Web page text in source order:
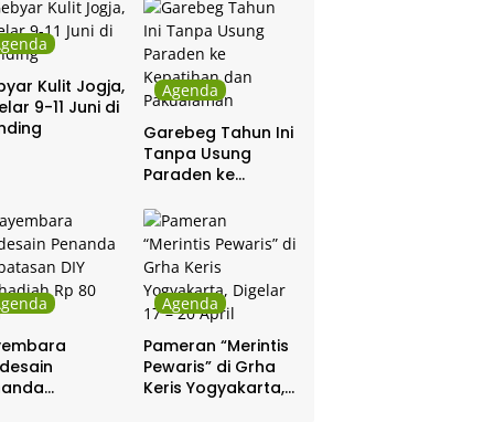
Kulit Jogja,
9-11 Juni di
Agenda
Garebeg Tahun Ini
Tanpa Usung
Paraden ke
Pakualaman
Agenda
Pameran “Merintis
Pewaris” di Grha
Keris Yogyakarta,